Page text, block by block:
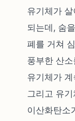
유기체가
되는데, 숨
폐를 거쳐
풍부한 산
유기체가
그리고 유
이산화탄소